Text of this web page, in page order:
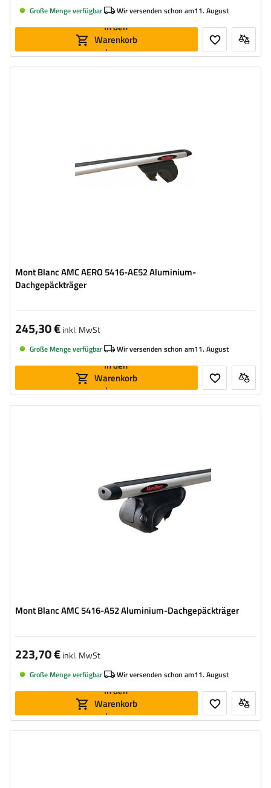
Große Menge verfügbar
Wir versenden schon am11. August
In den
Warenkorb
legen
Mont Blanc AMC AERO 5416-AE52 Aluminium-
Dachgepäckträger
245,30 €inkl. MwSt
Große Menge verfügbar Wir versenden schon am11. August
In den
Warenkorb
legen
Mont Blanc AMC 5416-A52 Aluminium-Dachgepäckträger
223,70 €inkl. MwSt
Große Menge verfügbar Wir versenden schon am11. August
In den
Warenkorb
legen